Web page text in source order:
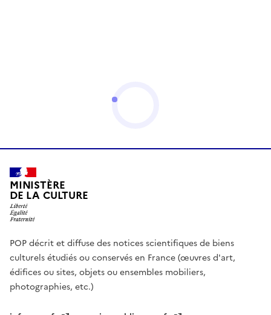
MINISTÈRE
DE LA CULTURE
POP décrit et diffuse des notices scientifiques de biens
culturels étudiés ou conservés en France (œuvres d'art,
édifices ou sites, objets ou ensembles mobiliers,
photographies, etc.)